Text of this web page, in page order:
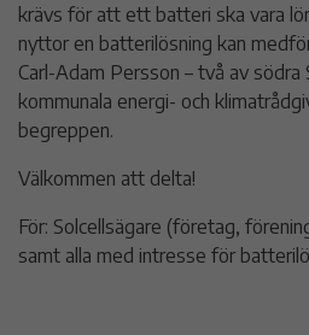
krävs för att ett batteri ska vara
nyttor en batterilösning kan
Carl-Adam Persson – två av
kommunala energi- och
begreppen.
Välkommen att delta!
För: Solcellsägare (företag,
samt alla med intresse för